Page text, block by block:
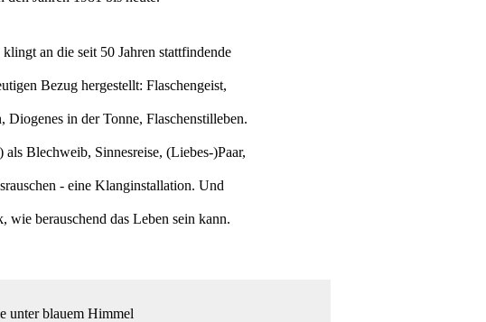
an die seit 50 Jahren stattfindende
Bezug hergestellt: Flaschengeist,
in der Tonne, Flaschenstilleben.
Blechweib, Sinnesreise, (Liebes-)Paar,
- eine Klanginstallation. Und
berauschend das Leben sein kann.
unter blauem Himmel